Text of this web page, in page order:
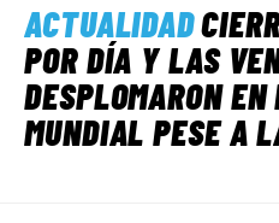
ACTUALIDAD
POR DÍA Y LAS
DESPLOMARON
MUNDIAL PESE A